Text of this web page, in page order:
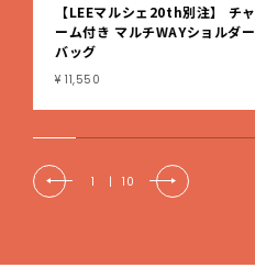
【LEEマルシェ20th別注】 チャ
ーム付き マルチWAYショルダー
バッグ
¥ 11,550
1 | 10